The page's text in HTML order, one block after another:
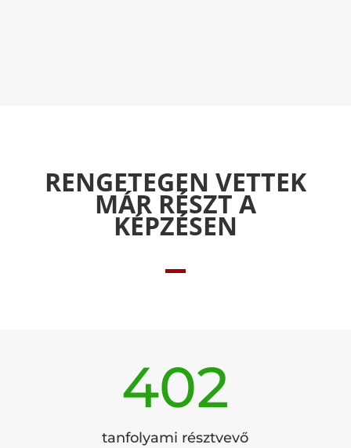
RENGETEGEN VETTEK
MÁR RÉSZT A
KÉPZÉSEN
402
tanfolyami résztvevő